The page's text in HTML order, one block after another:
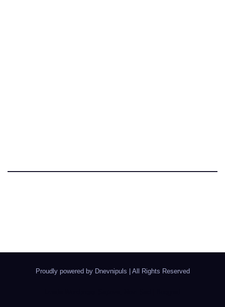
Proudly powered by Dnevnipuls | All Rights Reserved